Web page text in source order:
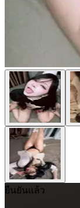
ยืนยันแล้ว